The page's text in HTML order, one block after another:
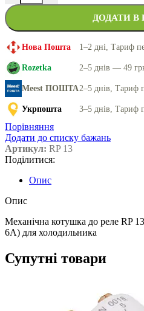
ДОДАТИ
Нова Пошта 1–2 дні, Тариф
Rozetka 2–5 днів — 49
Meest ПОШТА2–5 днів, Тариф
Укрпошта 3–5 днів, Тариф
Порівняння
Додати до списку бажань
Артикул: RP 13
Поділитися:
Опис
Опис
Механічна котушка до реле RP
6A) для холодильника
Супутні товари